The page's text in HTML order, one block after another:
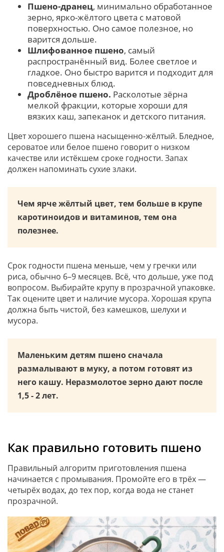
Пшено-дранец, минимально обработанное
зерно, ярко-жёлтого цвета с матовой
поверхностью. Оно самое полезное, но
варится дольше.
Шлифованное пшено, самый
распространённый вид. Более светлое и
гладкое. Оно быстро варится и подходит для
повседневных блюд.
Дроблёное пшено. Расколотые зёрна
мелкой фракции, которые хороши для
вязких каш, запеканок и детского питания.
Цвет хорошего пшена насыщенно-жёлтый. Бледное,
сероватое или белое пшено говорит о низком
качестве или истёкшем сроке годности. Запах
должен напоминать сухие злаки.
Чем ярче жёлтый цвет, тем больше в крупе
каротиноидов и витаминов, тем она
полезнее.
Срок годности пшена меньше, чем у гречки или
риса, обычно 6–9 месяцев. Всё, что дольше, уже под
вопросом. Выбирайте крупу в прозрачной упаковке.
Так оцените цвет и наличие мусора. Хорошая крупа
должна быть чистой, без камешков, шелухи и
мусора.
Маленьким детям пшено сначала
размалывают в муку, а потом готовят из
него кашу. Неразмолотое зерно дают после
1,5 - 2 лет.
Как правильно готовить пшено
Правильный алгоритм приготовления пшена
начинается с промывания. Промойте его в трёх —
четырёх водах, до тех пор, когда вода не станет
прозрачной.